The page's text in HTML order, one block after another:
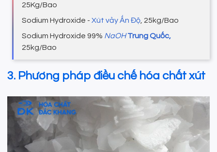
25Kg/Bao
Sodium Hydroxide - Xút vảy Ấn Độ , 25kg/Bao
Sodium Hydroxide 99% NaOH Trung Quốc,
25kg/Bao
3. Phương pháp điều chế hóa chất xút